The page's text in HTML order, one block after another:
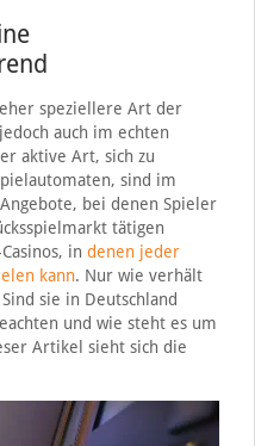
speziellere Art der
auch im echten
aktive Art, sich zu
sind im
bei denen Spieler
tätigen
in denen jeder
kann. Nur wie verhält
sie in Deutschland
und wie steht es um
Artikel sieht sich die